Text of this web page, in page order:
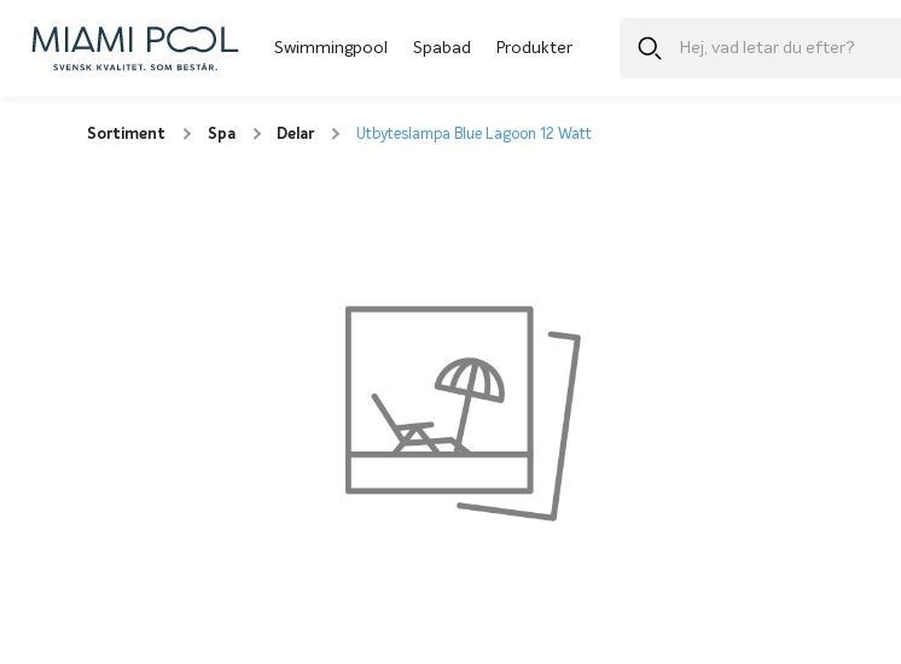
Swimmingpool Spabad Produkter
Sortiment Spa Delar Utbyteslampa Blue Lagoon 12 Watt